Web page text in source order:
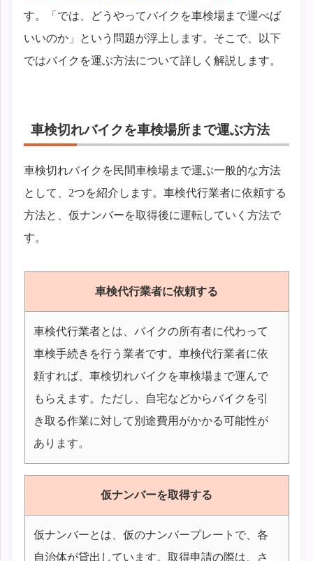
す。「では、どうやってバイクを車検場まで運べば
いいのか」という問題が浮上します。そこで、以下
ではバイクを運ぶ方法について詳しく解説します。
車検切れバイクを車検場所まで運ぶ方法
車検切れバイクを民間車検場まで運ぶ一般的な方法
として、2つを紹介します。車検代行業者に依頼する
方法と、仮ナンバーを取得後に運転していく方法で
す。
車検代行業者に依頼する
車検代行業者とは、バイクの所有者に代わって
車検手続きを行う業者です。車検代行業者に依
頼すれば、車検切れバイクを車検場まで運んで
もらえます。ただし、自宅などからバイクを引
き取る作業に対して別途費用がかかる可能性が
あります。
仮ナンバーを取得する
仮ナンバーとは、仮のナンバープレートで、各
自治体が貸出しています。取得申請の際は、さ